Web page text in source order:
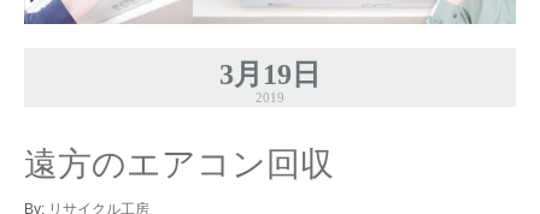
3月19日
2019
遠方のエアコン回収
By: リサイクル工房